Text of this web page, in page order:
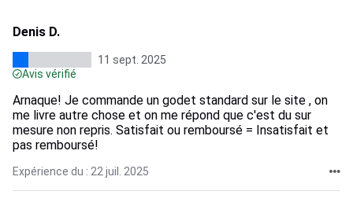
Denis D.
11 sept. 2025
Avis vérifié
Arnaque! Je commande un godet standard sur le site , on
me livre autre chose et on me répond que c'est du sur
mesure non repris. Satisfait ou remboursé = Insatisfait et
pas remboursé!
Expérience du : 22 juil. 2025